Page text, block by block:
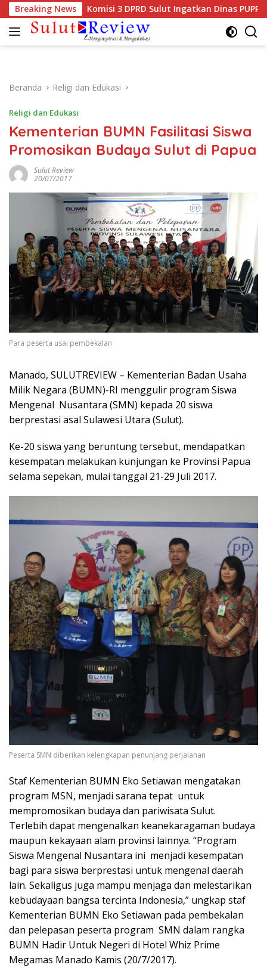
Langsung
ke
konten
Breaking NewsKomisi 3 DPRD Sulut Ingatkan Dinas PUPR
Beranda Religi dan Edukasi
Religi dan Edukasi
Kementerian BUMN Fasilitasi Siswa
Promosikan Budaya Sulut di Papua
Sulut Review
20/07/2017
Para peserta usai pembekalan
Manado, SULUTREVIEW – Kementerian Badan Usaha
Milik Negara (BUMN)-RI menggulir program Siswa
Mengenal Nusantara (SMN) kepada 20 siswa
berprestasi asal Sulawesi Utara (Sulut).
Ke-20 siswa yang beruntung tersebut, mendapatkan
kesempatan melakukan kunjungan ke Provinsi Papua
selama sepekan, mulai tanggal 21-29 Juli 2017.
Peserta SMN diberikan kelengkapan penunjang perjalanan
Staf Kementerian BUMN Eko Setiawan mengatakan
program MSN, menjadi sarana tepat untuk
mempromosikan budaya dan pariwisata Sulut.
Terlebih dapat mengenalkan keanekaragaman budaya
maupun kekayaan alam provinsi lainnya. “Program
Siswa Mengenal Nusantara ini menjadi kesempatan
bagi para siswa berprestasi untuk mengenal daerah
lain. Sekaligus juga mampu menjaga dan melestarikan
kebudayaan bangsa tercinta Indonesia,” ungkap staf
Kementerian BUMN Eko Setiawan pada pembekalan
dan pelepasan peserta program SMN dalam rangka
BUMN Hadir Untuk Negeri di Hotel Whiz Prime
Megamas Manado Kamis (20/7/2017).